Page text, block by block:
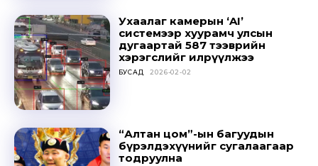
Ухаалаг камерын ‘AI’
системээр хуурамч улсын
дугаартай 587 тээврийн
хэрэгслийг илрүүлжээ
БУСАД 2026-02-02
“Алтан цом”-ын багуудын
бүрэлдэхүүнийг сугалаагаар
тодруулна